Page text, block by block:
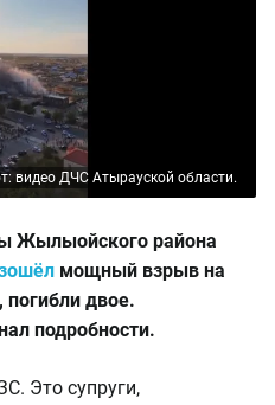
видео ДЧС Атырауской области.
Жылыойского района
мощный взрыв на
погибли двое.
подробности.
Это супруги,